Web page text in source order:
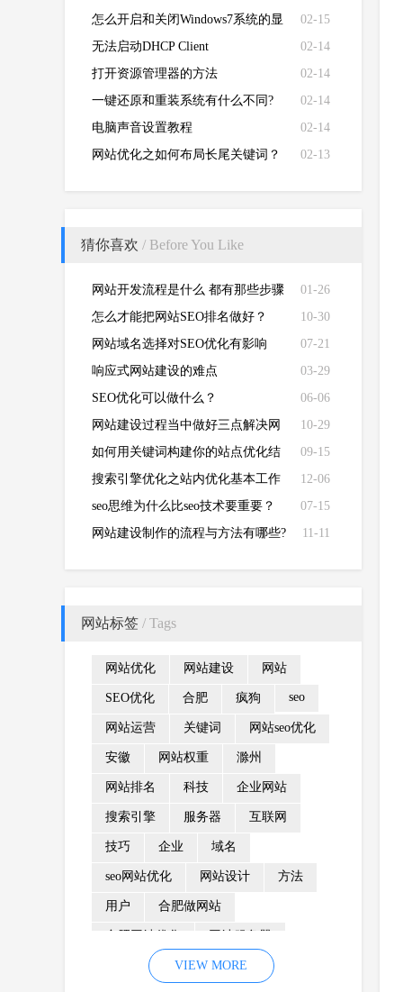
02-15
怎么开启和关闭Windows7系统的显
卡硬件加速功能
02-14
无法启动DHCP Client
02-14
打开资源管理器的方法
02-14
一键还原和重装系统有什么不同?
02-14
电脑声音设置教程
02-13
网站优化之如何布局长尾关键词？
猜你喜欢 / Before You Like
01-26
网站开发流程是什么 都有那些步骤
10-30
怎么才能把网站SEO排名做好？
07-21
网站域名选择对SEO优化有影响
吗？
03-29
响应式网站建设的难点
06-06
SEO优化可以做什么？
10-29
网站建设过程当中做好三点解决网
站优化问题
09-15
如何用关键词构建你的站点优化结
构？
12-06
搜索引擎优化之站内优化基本工作
07-15
seo思维为什么比seo技术要重要？
11-11
网站建设制作的流程与方法有哪些?
网站标签 / Tags
网站优化 网站建设 网站
SEO优化 合肥 疯狗 seo
网站运营 关键词 网站seo优化
安徽 网站权重 滁州
网站排名 科技 企业网站
搜索引擎 服务器 互联网
技巧 企业 域名
seo网站优化 网站设计 方法
用户 合肥做网站
优化 网站降权
VIEW MORE